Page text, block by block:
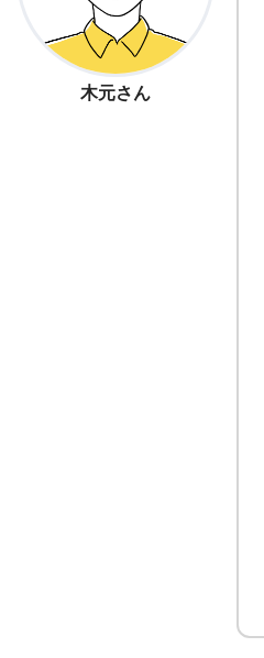
木元さん